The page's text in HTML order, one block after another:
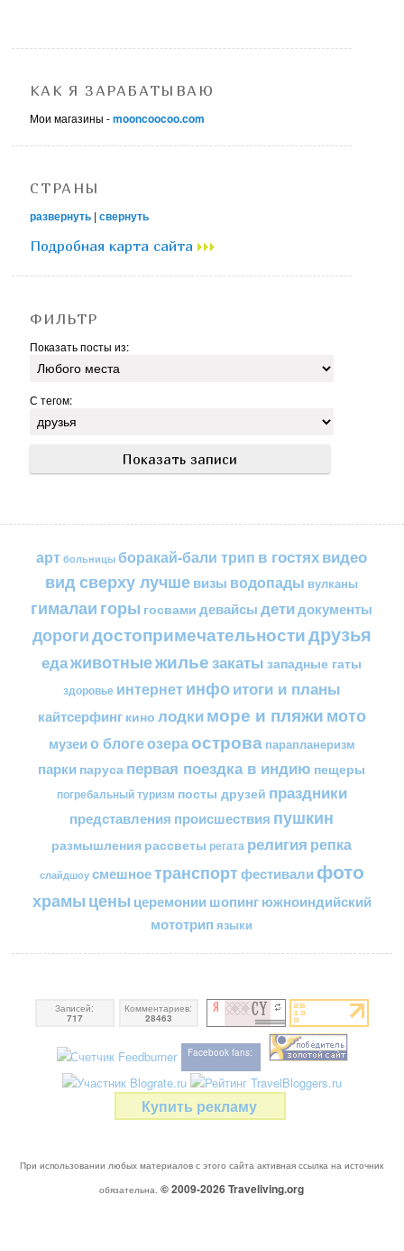
КАК Я ЗАРАБАТЫВАЮ
Мои магазины -mooncoocoo.com
СТРАНЫ
развернуть |свернуть
Подробная карта сайта
ФИЛЬТР
Показать посты из:
С тегом:
арт больницы боракай-бали трип в гостяхвидео
вид сверху лучшевизы водопады вулканы
гималаи горы госвами девайсы детидокументы
дорогидостопримечательностидрузья
едаживотныежильезакаты западные гаты
здоровье интернетинфоитоги и планы
кайтсерфинг кино лодкиморе и пляжимото
музеи о блогеозераострова парапланеризм
парки паруса первая поездка в индию пещеры
погребальный туризм посты друзей праздники
представления происшествия пушкин
размышления рассветы регата религия репка
слайдшоу смешноетранспортфестивали фото
храмы цены церемонии шопингюжноиндийский
мототрип языки
Записей:
717
Комментариев:
28463
Facebook fans:
Купить рекламу
При использовании любых материалов с этого сайта активная ссылка на источник
обязательна. © 2009-2026Traveliving.org